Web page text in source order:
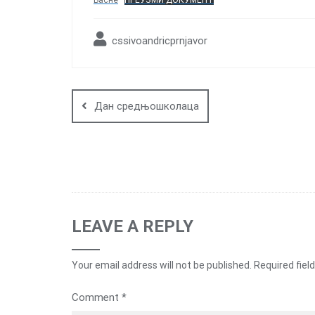
cssivoandricprnjavor
navigation
Дан средњошколаца
LEAVE A REPLY
Your email address will not be published. Required
Comment *